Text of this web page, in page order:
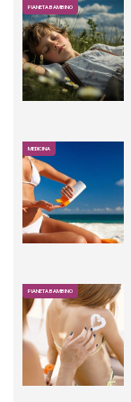
PIANETA BAMBINO
MEDICINA
PIANETA BAMBINO